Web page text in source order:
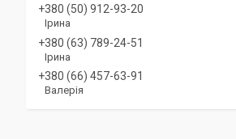
+380 (50) 912-93-20
Ірина
+380 (63) 789-24-51
Ірина
+380 (66) 457-63-91
Валерія